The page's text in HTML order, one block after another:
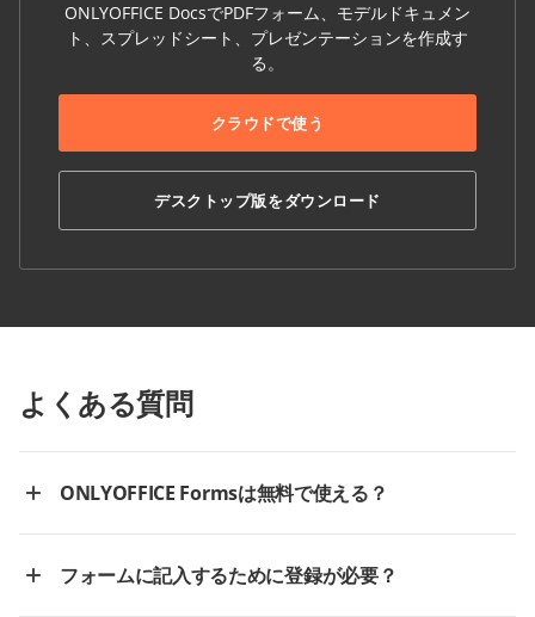
ONLYOFFICE DocsでPDFフォーム、モデルドキュメン
ト、スプレッドシート、プレゼンテーションを作成す
る。
クラウドで使う
デスクトップ版をダウンロード
よくある質問
ONLYOFFICE Formsは無料で使える？
フォームに記入するために登録が必要？